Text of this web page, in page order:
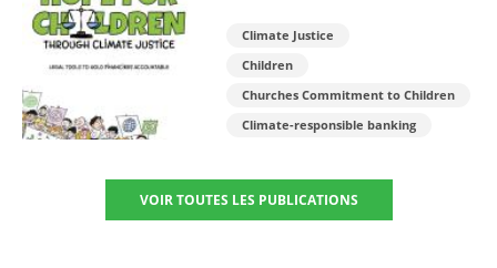
Climate Justice
Children
Churches Commitment to Children
Climate-responsible banking
VOIR TOUTES LES PUBLICATIONS